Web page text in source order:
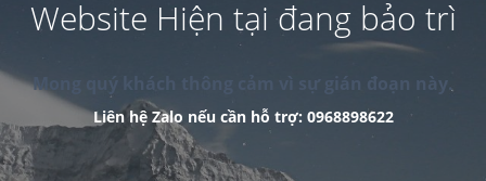
Website Hiện tại đang bảo trì
Mong quý khách thông cảm vì sự gián đoạn này.
Liên hệ Zalo nếu cần hỗ trợ: 0968898622